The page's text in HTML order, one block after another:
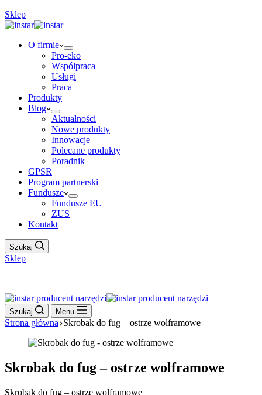
Sklep
O firmie
Pro-eko
Współpraca
Usługi
Praca
Produkty
Blog
Aktualności
Nowe produkty
Innowacje
Polecane produkty
Poradnik
GPSR
Program partnerski
Fundusze
Fundusze EU
ZUS
Kontakt
Szukaj
Sklep
Szukaj Menu
Strona główna Skrobak do fug – ostrze wolframowe
Skrobak do fug – ostrze wolframowe
Skrobak do fug – ostrze wolframowe